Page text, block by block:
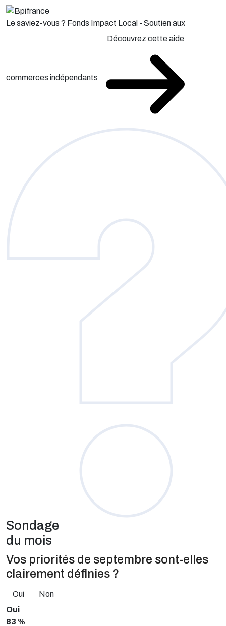
Le saviez-vous ? Fonds Impact Local - Soutien aux
commerces indépendants
Découvrez cette aide
Sondage
du mois
Vos priorités de septembre sont-elles
clairement définies ?
Oui
Non
Oui
83 %